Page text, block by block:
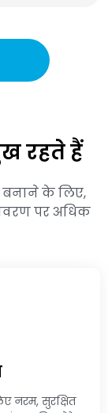
रहते हैं
बनाने के लिए,
पर अधिक
नरम, सुरक्षित